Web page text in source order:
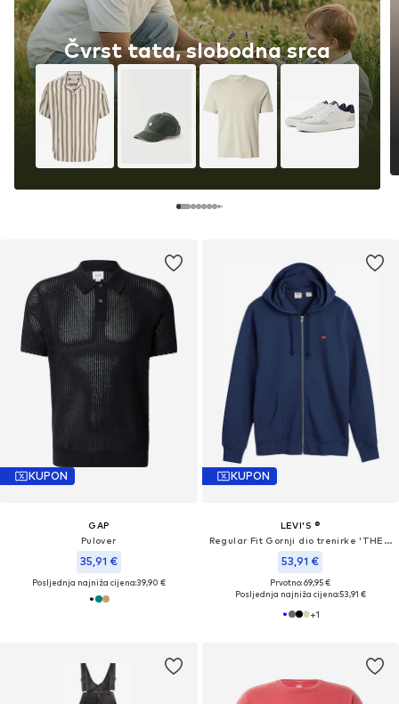
Čvrst tata, slobodna srca
KUPON
GAP
Pulover
35,91 €
Posljednja najniža cijena:39,90 €
KUPON
LEVI'S ®
Regular Fit Gornji dio trenirke 'THE ORIGINAL'
53,91 €
Prvotno: 69,95 €
Posljednja najniža cijena:53,91 €
+1